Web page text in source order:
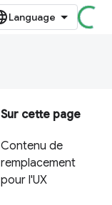
Sur cette page
Contenu de
remplacement
pour l'UX